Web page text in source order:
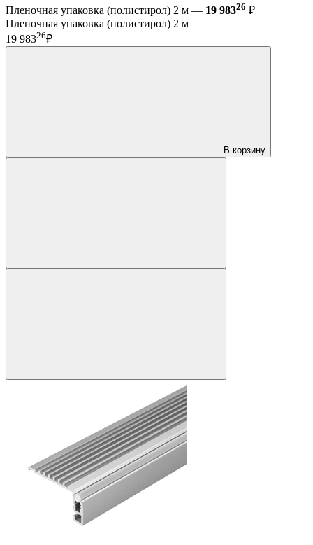
Пленочная упаковка (полистирол) 2 м — 19 98326 ₽
Пленочная упаковка (полистирол) 2 м
19 98326₽
В корзину